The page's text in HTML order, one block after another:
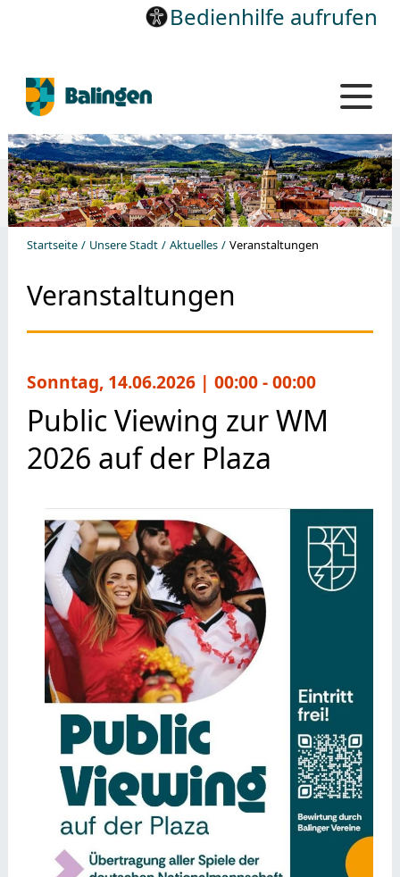
Bedienhilfe aufrufen
Startseite Unsere Stadt Aktuelles Veranstaltungen
Veranstaltungen
Sonntag, 14.06.2026| 00:00 - 00:00
Public Viewing zur WM
2026 auf der Plaza